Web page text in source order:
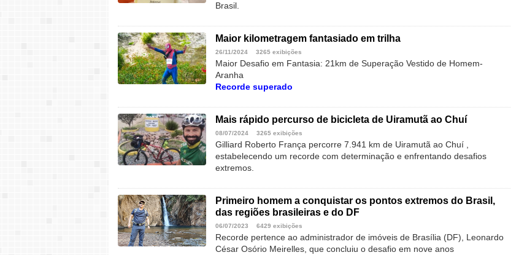
Brasil.
Maior kilometragem fantasiado em trilha
26/11/2024 3265 exibições
Maior Desafio em Fantasia: 21km de Superação Vestido de Homem-
Aranha
Recorde superado
Mais rápido percurso de bicicleta de Uiramutã ao Chuí
08/07/2024 3265 exibições
Gilliard Roberto França percorre 7.941 km de Uiramutã ao Chuí ,
estabelecendo um recorde com determinação e enfrentando desafios
extremos.
Primeiro homem a conquistar os pontos extremos do Brasil,
das regiões brasileiras e do DF
06/07/2023 6429 exibições
Recorde pertence ao administrador de imóveis de Brasília (DF), Leonardo
César Osório Meirelles, que concluiu o desafio em nove anos